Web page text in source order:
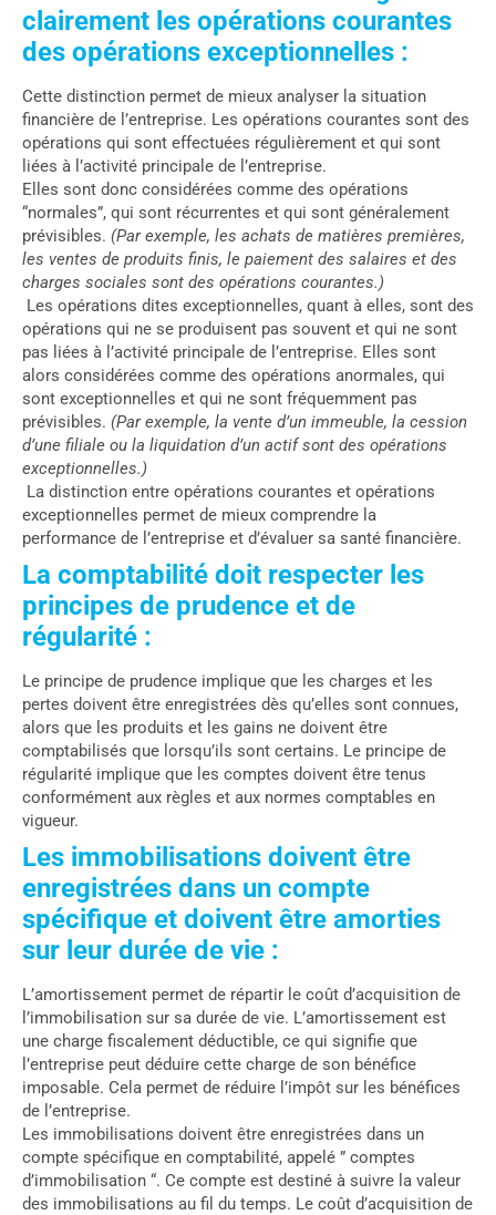
clairement les opérations courantes
des opérations exceptionnelles :
Cette distinction permet de mieux analyser la situation
financière de l’entreprise. Les opérations courantes sont des
opérations qui sont effectuées régulièrement et qui sont
liées à l’activité principale de l’entreprise.
Elles sont donc considérées comme des opérations
“normales”, qui sont récurrentes et qui sont généralement
prévisibles. (Par exemple, les achats de matières premières,
les ventes de produits finis, le paiement des salaires et des
charges sociales sont des opérations courantes.)
Les opérations dites exceptionnelles, quant à elles, sont des
opérations qui ne se produisent pas souvent et qui ne sont
pas liées à l’activité principale de l’entreprise. Elles sont
alors considérées comme des opérations anormales, qui
sont exceptionnelles et qui ne sont fréquemment pas
prévisibles. (Par exemple, la vente d’un immeuble, la cession
d’une filiale ou la liquidation d’un actif sont des opérations
exceptionnelles.)
La distinction entre opérations courantes et opérations
exceptionnelles permet de mieux comprendre la
performance de l’entreprise et d’évaluer sa santé financière.
La comptabilité doit respecter les
principes de prudence et de
régularité :
Le principe de prudence implique que les charges et les
pertes doivent être enregistrées dès qu’elles sont connues,
alors que les produits et les gains ne doivent être
comptabilisés que lorsqu’ils sont certains. Le principe de
régularité implique que les comptes doivent être tenus
conformément aux règles et aux normes comptables en
vigueur.
Les immobilisations doivent être
enregistrées dans un compte
spécifique et doivent être amorties
sur leur durée de vie :
L’amortissement permet de répartir le coût d’acquisition de
l’immobilisation sur sa durée de vie. L’amortissement est
une charge fiscalement déductible, ce qui signifie que
l’entreprise peut déduire cette charge de son bénéfice
imposable. Cela permet de réduire l’impôt sur les bénéfices
de l’entreprise.
Les immobilisations doivent être enregistrées dans un
compte spécifique en comptabilité, appelé ” comptes
d’immobilisation “. Ce compte est destiné à suivre la valeur
des immobilisations au fil du temps. Le coût d’acquisition de